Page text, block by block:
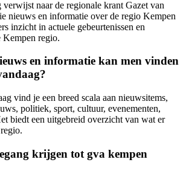
verwijst naar de regionale krant Gazet van
nieuws en informatie over de regio Kempen
inzicht in actuele gebeurtenissen en
regio.
en informatie kan men vinden
vind je een breed scala aan nieuwsitems,
politiek, sport, cultuur, evenementen,
biedt een uitgebreid overzicht van wat er
krijgen tot gva kempen